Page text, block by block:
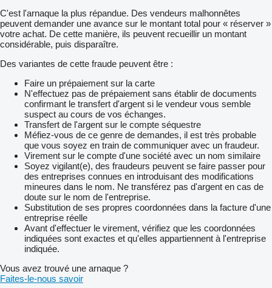
C'est l'arnaque la plus répandue. Des vendeurs malhonnêtes
peuvent demander une avance sur le montant total pour « réserver »
votre achat. De cette manière, ils peuvent recueillir un montant
considérable, puis disparaître.
Des variantes de cette fraude peuvent être :
Faire un prépaiement sur la carte
N'effectuez pas de prépaiement sans établir de documents
confirmant le transfert d'argent si le vendeur vous semble
suspect au cours de vos échanges.
Transfert de l'argent sur le compte séquestre
Méfiez-vous de ce genre de demandes, il est très probable
que vous soyez en train de communiquer avec un fraudeur.
Virement sur le compte d'une société avec un nom similaire
Soyez vigilant(e), des fraudeurs peuvent se faire passer pour
des entreprises connues en introduisant des modifications
mineures dans le nom. Ne transférez pas d'argent en cas de
doute sur le nom de l'entreprise.
Substitution de ses propres coordonnées dans la facture d'une
entreprise réelle
Avant d'effectuer le virement, vérifiez que les coordonnées
indiquées sont exactes et qu'elles appartiennent à l'entreprise
indiquée.
Vous avez trouvé une arnaque ?
Faites-le-nous savoir